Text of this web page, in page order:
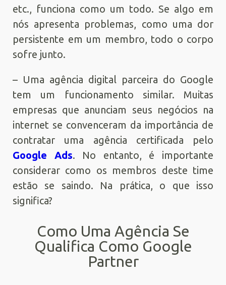
etc., funciona como um todo. Se algo em
nós apresenta problemas, como uma dor
persistente em um membro, todo o corpo
sofre junto.
– Uma agência digital parceira do Google
tem um funcionamento similar. Muitas
empresas que anunciam seus negócios na
internet se convenceram da importância de
contratar uma agência certificada pelo
Google Ads. No entanto, é importante
considerar como os membros deste time
estão se saindo. Na prática, o que isso
significa?
Como Uma Agência Se
Qualifica Como Google
Partner